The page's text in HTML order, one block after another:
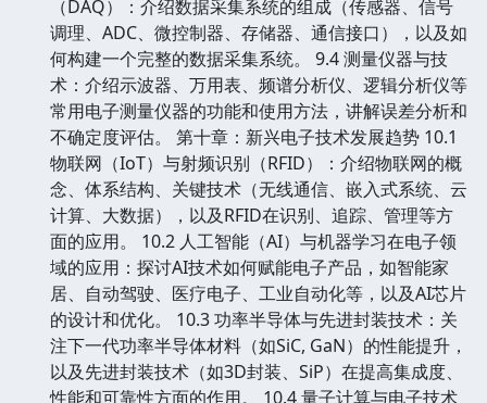
（DAQ）：介绍数据采集系统的组成（传感器、信号
调理、ADC、微控制器、存储器、通信接口），以及如
何构建一个完整的数据采集系统。 9.4 测量仪器与技
术：介绍示波器、万用表、频谱分析仪、逻辑分析仪等
常用电子测量仪器的功能和使用方法，讲解误差分析和
不确定度评估。 第十章：新兴电子技术发展趋势 10.1
物联网（IoT）与射频识别（RFID）：介绍物联网的概
念、体系结构、关键技术（无线通信、嵌入式系统、云
计算、大数据），以及RFID在识别、追踪、管理等方
面的应用。 10.2 人工智能（AI）与机器学习在电子领
域的应用：探讨AI技术如何赋能电子产品，如智能家
居、自动驾驶、医疗电子、工业自动化等，以及AI芯片
的设计和优化。 10.3 功率半导体与先进封装技术：关
注下一代功率半导体材料（如SiC, GaN）的性能提升，
以及先进封装技术（如3D封装、SiP）在提高集成度、
性能和可靠性方面的作用。 10.4 量子计算与电子技术